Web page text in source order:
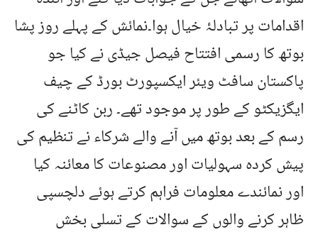
اقدامات پر تبادلۂ خیال ہوا۔نمائش کے پہلے روز پشا
بوتھ کا رسمی افتتاح فیصل جیڈی نے کیا جو
پاکستان سافٹ ویئر ایکسپورٹ بورڈ کے چیف
ایگزیکٹو کے طور پر موجود تھے۔ ربن کاٹنے کی
رسم کے بعد بوتھ میں آنے والے شرکاء نے تنظیم کی
پیش کردہ سہولیات اور مصنوعات کا معائنہ کیا
اور نمائندے معلومات فراہم کرتے ہوئے دلچسپی
ظاہر کرنے والوں کے سوالات کے تسلی بخش